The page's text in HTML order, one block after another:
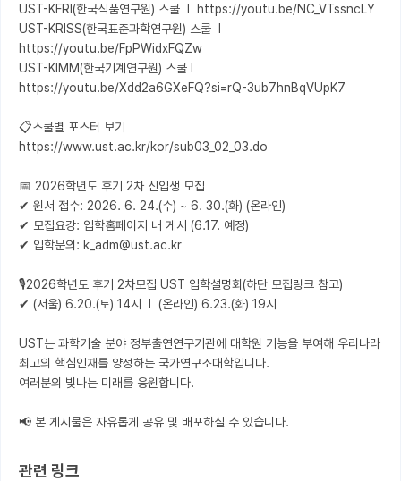
UST-KFRI(한국식품연구원) 스쿨  l  https://youtu.be/NC_VTssncLY
UST-KRISS(한국표준과학연구원) 스쿨  l
https://youtu.be/FpPWidxFQZw
UST-KIMM(한국기계연구원) 스쿨 l
https://youtu.be/Xdd2a6GXeFQ?si=rQ-3ub7hnBqVUpK7
📋스쿨별 포스터 보기
https://www.ust.ac.kr/kor/sub03_02_03.do
📅 2026학년도 후기 2차 신입생 모집
✔ 원서 접수: 2026. 6. 24.(수) ~ 6. 30.(화) (온라인)
✔ 모집요강: 입학홈페이지 내 게시 (6.17. 예정)
✔ 입학문의: k_adm@ust.ac.kr
🎙️2026학년도 후기 2차모집 UST 입학설명회(하단 모집링크 참고)
✔ (서울) 6.20.(토) 14시  l  (온라인) 6.23.(화) 19시
UST는 과학기술 분야 정부출연연구기관에 대학원 기능을 부여해 우리나라
최고의 핵심인재를 양성하는 국가연구소대학입니다.
여러분의 빛나는 미래를 응원합니다.
📢 본 게시물은 자유롭게 공유 및 배포하실 수 있습니다.
관련 링크